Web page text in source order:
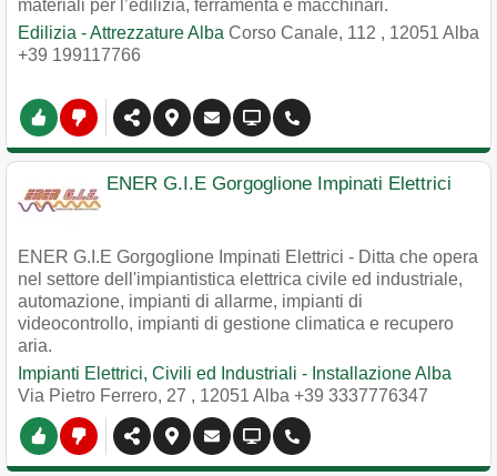
materiali per l’edilizia, ferramenta e macchinari.
Edilizia - Attrezzature Alba Corso Canale, 112 , 12051 Alba
+39 199117766
ENER G.I.E Gorgoglione Impinati Elettrici
ENER G.I.E Gorgoglione Impinati Elettrici - Ditta che opera
nel settore dell'impiantistica elettrica civile ed industriale,
automazione, impianti di allarme, impianti di
videocontrollo, impianti di gestione climatica e recupero
aria.
Impianti Elettrici, Civili ed Industriali - Installazione Alba
Via Pietro Ferrero, 27 , 12051 Alba +39 3337776347